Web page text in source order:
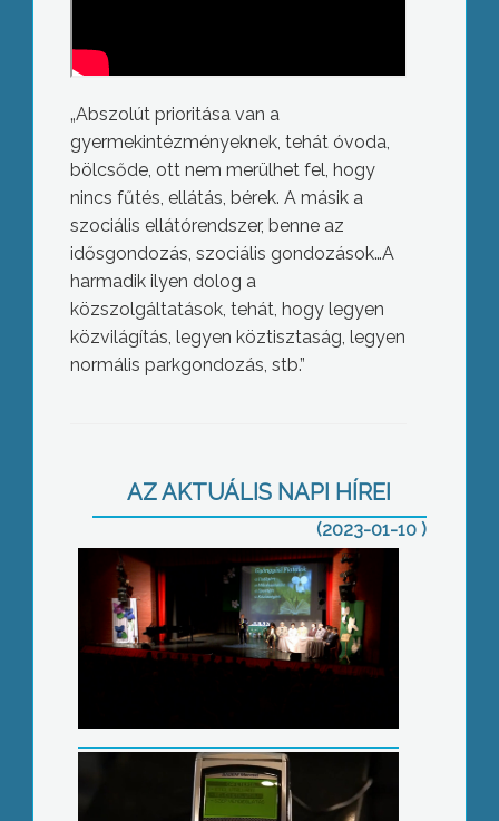
„Abszolút prioritása van a
gyermekintézményeknek, tehát óvoda,
bölcsőde, ott nem merülhet fel, hogy
nincs fűtés, ellátás, bérek. A másik a
szociális ellátórendszer, benne az
idősgondozás, szociális gondozások…A
harmadik ilyen dolog a
közszolgáltatások, tehát, hogy legyen
közvilágítás, legyen köztisztaság, legyen
normális parkgondozás, stb.”
AZ AKTUÁLIS NAPI HÍREI
(2023-01-10 )
Összeolvadtak a SZÉP kártya
alszámlái